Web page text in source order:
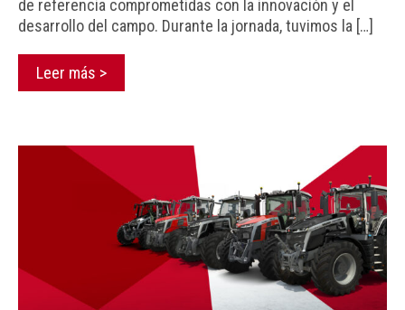
de referencia comprometidas con la innovación y el
desarrollo del campo. Durante la jornada, tuvimos la […]
Leer más >